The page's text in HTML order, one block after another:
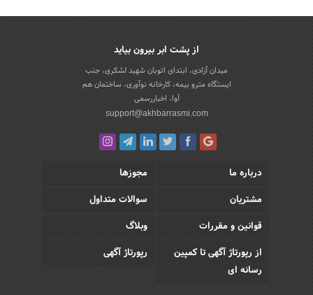
از پشت ابر بیرون بیاید
میدان آزادی، ابتدای اتوبان شهید لشکری، جنب
ایستگاه مترو بیمه، کارخانه نوآوری، ساختمان هم
آوا، اخباررسمی
support@akhbarrasmi.com
درباره ما
مجوزها
مشتریان
سوالات متداول
قوانین و مقررات
وبلاگ
از رپورتاژ آگهی تا کمپین
رسانه ای
رپورتاژ آگهی